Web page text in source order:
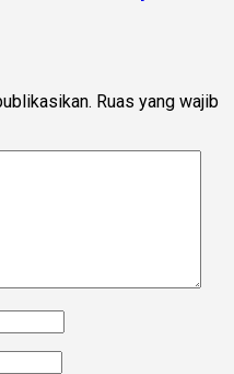
Ruas yang wajib